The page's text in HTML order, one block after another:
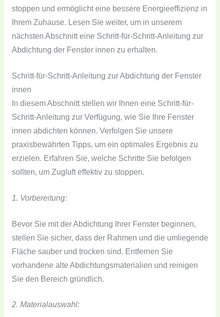
stoppen und ermöglicht eine bessere Energieeffizienz in
Ihrem Zuhause. Lesen Sie weiter, um in unserem
nächsten Abschnitt eine Schritt-für-Schritt-Anleitung zur
Abdichtung der Fenster innen zu erhalten.
Schritt-für-Schritt-Anleitung zur Abdichtung der Fenster
innen
In diesem Abschnitt stellen wir Ihnen eine Schritt-für-
Schritt-Anleitung zur Verfügung, wie Sie Ihre Fenster
innen abdichten können. Verfolgen Sie unsere
praxisbewährten Tipps, um ein optimales Ergebnis zu
erzielen. Erfahren Sie, welche Schritte Sie befolgen
sollten, um Zugluft effektiv zu stoppen.
1. Vorbereitung:
Bevor Sie mit der Abdichtung Ihrer Fenster beginnen,
stellen Sie sicher, dass der Rahmen und die umliegende
Fläche sauber und trocken sind. Entfernen Sie
vorhandene alte Abdichtungsmaterialien und reinigen
Sie den Bereich gründlich.
2. Materialauswahl: